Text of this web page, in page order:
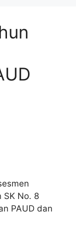
SK No. 8
PAUD dan